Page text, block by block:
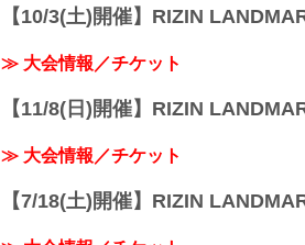
【10/3(土)開催】RIZIN
≫ 大会情報／チケット
【11/8(日)開催】RIZIN
≫ 大会情報／チケット
【7/18(土)開催】RIZIN